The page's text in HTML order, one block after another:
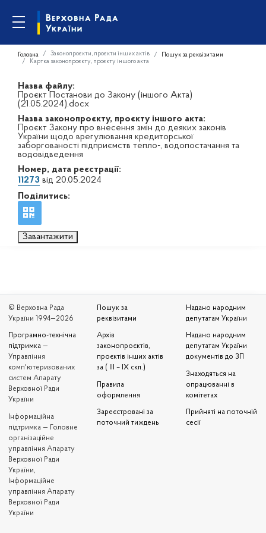
Головна Законопроєкти, проєкти інших актів
Пошук за реквізитами
Картка законопроєкту, проєкту іншого акта
Назва файлу:
Проєкт Постанови до Закону (іншого Акта)
(21.05.2024).docx
Назва законопроєкту, проєкту іншого акта:
Проєкт Закону про внесення змін до деяких законів
України щодо врегулювання кредиторської
заборгованості підприємств тепло-, водопостачання та
водовідведення
Номер, дата реєстрації:
11273 від 20.05.2024
Поділитись:
Завантажити
© Верховна Рада
України 1994—2026
Програмно-технічна
підтримка —
Управління
комп'ютеризованих
систем Апарату
Верховної Ради
України
Iнформаційна
підтримка — Головне
організаційне
управління Апарату
Верховної Ради
України,
Інформаційне
управління Апарату
Верховної Ради
України
Пошук за
реквізитами
Архів
законопроєктів,
проєктів інших актів
за ( III – IX скл.)
Правила
оформлення
Зареєстровані за
поточний тиждень
Надано народним
депутатам України
Надано народним
депутатам України
документів до ЗП
Знаходяться на
опрацюванні в
комітетах
Прийняті на поточній
сесії